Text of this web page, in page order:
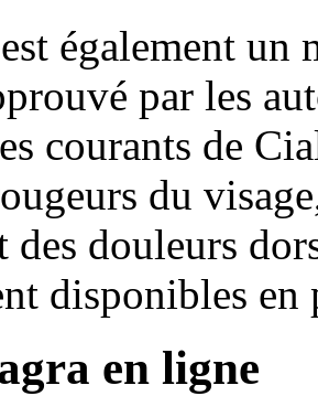
également un
par les
courants de
du
des douleurs
disponibles en
en ligne